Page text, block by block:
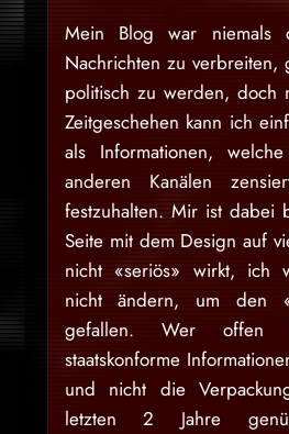
Mein Blog war niemals
Nachrichten zu verbreiten,
politisch zu werden, doch
Zeitgeschehen kann ich
als Informationen,
anderen Kanälen
festzuhalten. Mir ist dabei
Seite mit dem Design auf
nicht «seriös» wirkt, ich
nicht ändern, um den
gefallen. Wer
staatskonforme
und nicht die
letzten 2 Jahre